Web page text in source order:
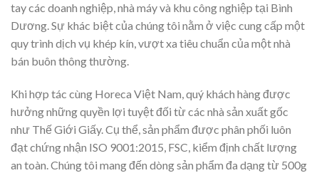
tay các doanh nghiệp, nhà máy và khu công nghiệp tại Bình
Dương. Sự khác biệt của chúng tôi nằm ở việc cung cấp một
quy trình dịch vụ khép kín, vượt xa tiêu chuẩn của một nhà
bán buôn thông thường.
Khi hợp tác cùng Horeca Việt Nam, quý khách hàng được
hưởng những quyền lợi tuyệt đối từ các nhà sản xuất gốc
như Thế Giới Giấy. Cụ thể, sản phẩm được phân phối luôn
đạt chứng nhận ISO 9001:2015, FSC, kiểm định chất lượng
an toàn. Chúng tôi mang đến dòng sản phẩm đa dạng từ 500g